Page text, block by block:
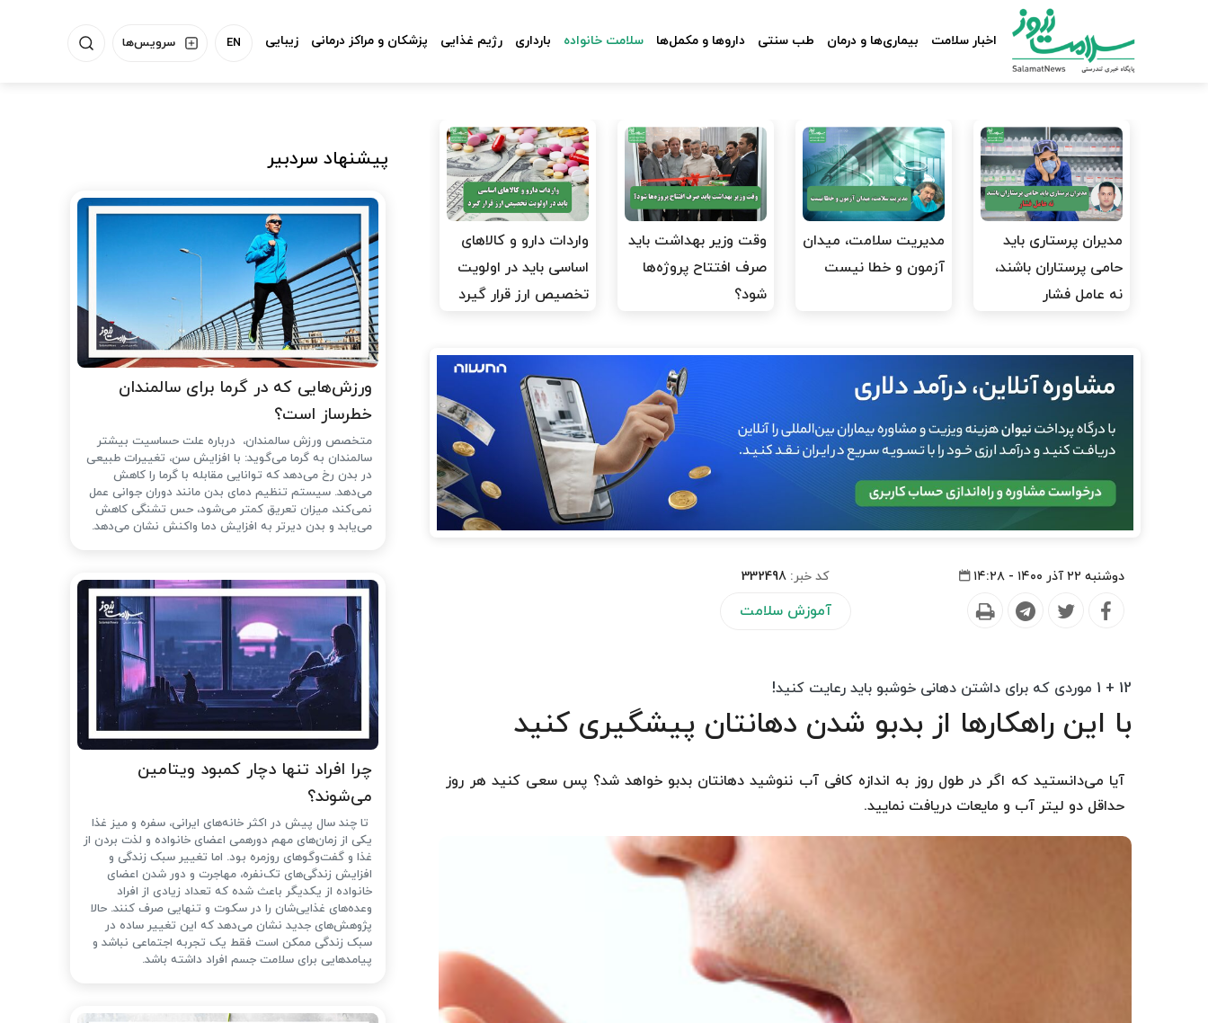
سرویس‌ها EN اخبار سلامت بیماری‌ها و درمان طب سنتی داروها و مکمل‌ها سلامت خانواده بارداری رژیم غذایی پزشکان و مراکز درمانی زیبایی
مدیران پرستاری باید
حامی پرستاران باشند،
نه عامل فشار
مدیریت سلامت، میدان
آزمون و خطا نیست
وقت وزیر بهداشت باید
صرف افتتاح پروژه‌ها
شود؟
واردات دارو و کالاهای
اساسی باید در اولویت
تخصیص ارز قرار گیرد
دوشنبه ۲۲ آذر ۱۴۰۰ - ۱۴:۲۸ کد خبر: 332498
آموزش سلامت
12 + 1 موردی که برای داشتن دهانی خوشبو باید رعایت کنید!
با این راهکارها از بدبو شدن دهانتان پیشگیری کنید
آیا می‌دانستید که اگر در طول روز به اندازه کافی آب ننوشید دهانتان بدبو خواهد شد؟ پس سعی کنید هر روز
حداقل دو لیتر آب و مایعات دریافت نمایید.
پیشنهاد سردبیر
ورزش‌هایی که در گرما برای سالمندان
خطرساز است؟
متخصص ورزش سالمندان، درباره علت حساسیت بیشتر
سالمندان به گرما می‌گوید: با افزایش سن، تغییرات طبیعی
در بدن رخ می‌دهد که توانایی مقابله با گرما را کاهش
می‌دهد. سیستم تنظیم دمای بدن مانند دوران جوانی عمل
نمی‌کند، میزان تعریق کمتر می‌شود، حس تشنگی کاهش
می‌یابد و بدن دیرتر به افزایش دما واکنش نشان می‌دهد.
چرا افراد تنها دچار کمبود ویتامین
می‌شوند؟
تا چند سال پیش در اکثر خانه‌های ایرانی، سفره و میز غذا
یکی از زمان‌های مهم دورهمی اعضای خانواده و لذت بردن از
غذا و گفت‌وگوهای روزمره بود. اما تغییر سبک زندگی و
افزایش زندگی‌های تک‌نفره، مهاجرت و دور شدن اعضای
خانواده از یکدیگر باعث شده که تعداد زیادی از افراد
وعده‌های غذایی‌شان را در سکوت و تنهایی صرف کنند. حالا
پژوهش‌های جدید نشان می‌دهد که این تغییر ساده در
سبک زندگی ممکن است فقط یک تجربه اجتماعی نباشد و
پیامدهایی برای سلامت جسم افراد داشته باشد.